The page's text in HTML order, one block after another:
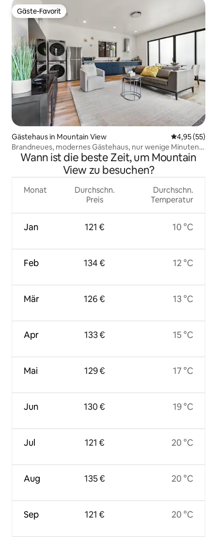
Gäste-Favorit
Gäste-Favorit
Gästehaus in Mountain View
4,95 (55)
Brandneues, modernes Gästehaus, nur wenige Minuten
von der Innenstadt entfernt!
Wann ist die beste Zeit, um Mountain
View zu besuchen?
Monat
Jan
Feb
Mär
Apr
Mai
Jun
Jul
Aug
Sep
Durchschn.
Preis
121 €
134 €
126 €
133 €
129 €
130 €
121 €
135 €
121 €
Durchschn.
Temperatur
10 °C
12 °C
13 °C
15 °C
17 °C
19 °C
20 °C
20 °C
20 °C